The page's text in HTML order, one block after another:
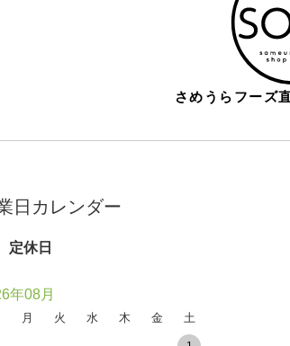
さめうらフーズ
日カレンダー
定休日
年08月
月 火 水 木 金 土